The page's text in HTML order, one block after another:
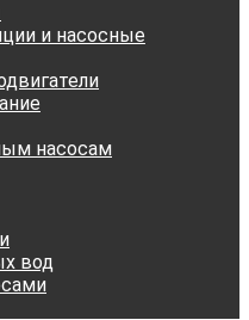
и насосные
насосам
вод